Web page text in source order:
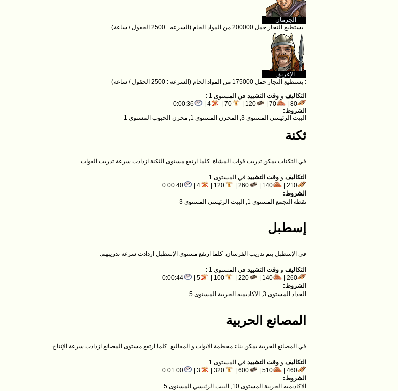
الجرمان
: يستطيع التجار حمل 200000 من المواد الخام (السرعه : 2500 الحقول / ساعة)
الإغريق
: يستطيع التجار حمل 175000 من المواد الخام (السرعه : 2500 الحقول / ساعة)
التكاليف و وقت التشييد في المستوى 1 :
80 |
70 |
120 |
70 |
4 |
0:00:36
الشروط:
البيت الرئيسي المستوى 3, المخزن المستوى 1, مخزن الحبوب المستوى 1
ثكنة
في الثكنات يمكن تدريب قوات المشاة. كلما ارتفع مستوى الثكنة ازدادت سرعة تدريب القوات .
التكاليف و وقت التشييد في المستوى 1 :
210 |
140 |
260 |
120 |
4 |
0:00:40
الشروط:
نقطة التجمع المستوى 1, البيت الرئيسي المستوى 3
إسطبل
في الإسطبل يتم تدريب الفرسان. كلما ارتفع مستوى الإسطبل ازدادت سرعة تدريبهم.
التكاليف و وقت التشييد في المستوى 1 :
260 |
140 |
220 |
100 |
5 |
0:00:44
الشروط:
الحداد المستوى 3, الاكاديميه الحربية المستوى 5
المصانع الحربية
في المصانع الحربية يمكن بناء محطمة الابواب و المقاليع. كلما ارتفع مستوى المصانع ازدادت سرعة الإنتاج .
التكاليف و وقت التشييد في المستوى 1 :
460 |
510 |
600 |
320 |
3 |
0:01:00
الشروط:
الاكاديميه الحربية المستوى 10, البيت الرئيسي المستوى 5